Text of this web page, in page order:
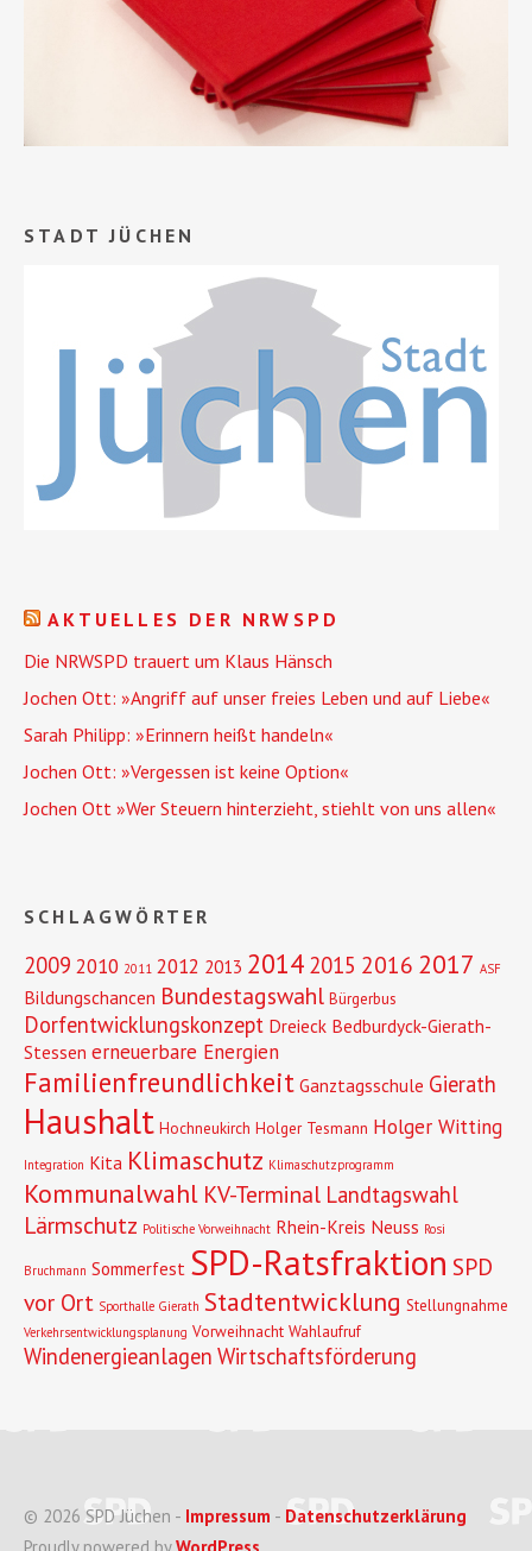
STADT JÜCHEN
AKTUELLES DER NRWSPD
Die NRWSPD trauert um Klaus Hänsch
Jochen Ott: »Angriff auf unser freies Leben und auf Liebe«
Sarah Philipp: »Erinnern heißt handeln«
Jochen Ott: »Vergessen ist keine Option«
Jochen Ott »Wer Steuern hinterzieht, stiehlt von uns allen«
SCHLAGWÖRTER
2009 2010 2011 2012 2013 2014 2015 2016 2017 ASF
Bildungschancen Bundestagswahl Bürgerbus
Dorfentwicklungskonzept Dreieck Bedburdyck-Gierath-
Stessen erneuerbare Energien
Familienfreundlichkeit Ganztagsschule Gierath
Haushalt Hochneukirch Holger Tesmann Holger Witting
Integration Kita Klimaschutz Klimaschutzprogramm
Kommunalwahl KV-Terminal Landtagswahl
Lärmschutz Politische Vorweihnacht Rhein-Kreis Neuss Rosi
Bruchmann Sommerfest SPD-Ratsfraktion SPD
vor Ort Sporthalle Gierath Stadtentwicklung Stellungnahme
Verkehrsentwicklungsplanung Vorweihnacht Wahlaufruf
Windenergieanlagen Wirtschaftsförderung
© 2026 SPD Jüchen - Impressum - Datenschutzerklärung
Proudly powered byWordPress